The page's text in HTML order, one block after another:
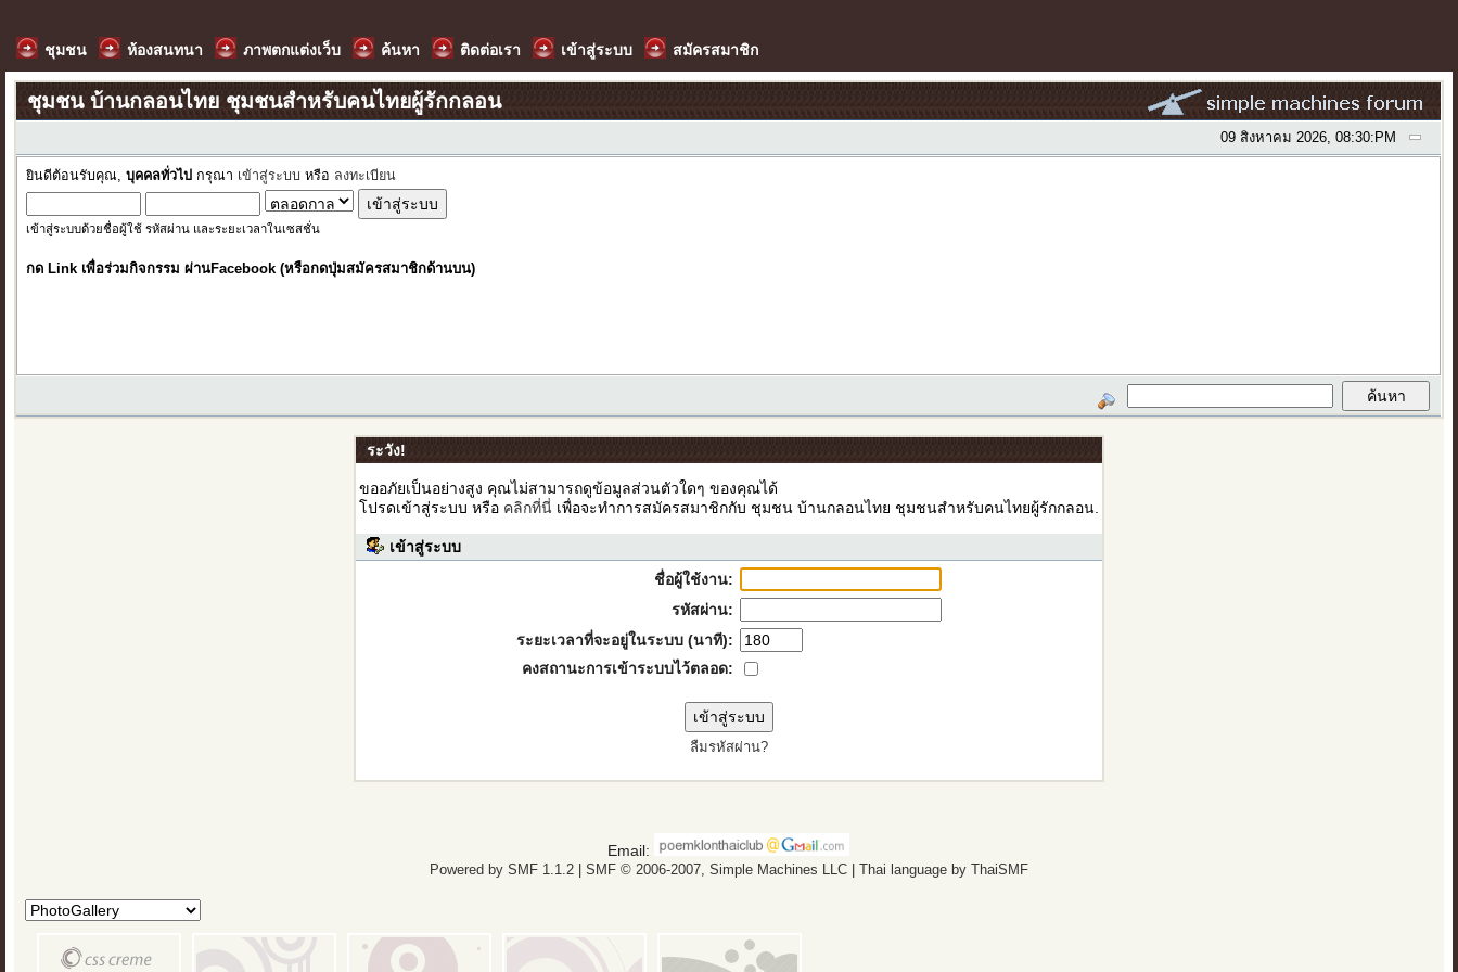
ชุมชน ห้องสนทนา ภาพตกแต่งเว็บ ค้นหา ติดต่อเรา เข้าสู่ระบบ สมัครสมาชิก
ชุมชน บ้านกลอนไทย ชุมชนสำหรับคนไทยผู้รักกลอน
09 สิงหาคม 2026, 08:30:PM
ยินดีต้อนรับคุณ,บุคคลทั่วไป กรุณา เข้าสู่ระบบ หรือ ลงทะเบียน
เข้าสู่ระบบด้วยชื่อผู้ใช้ รหัสผ่าน และระยะเวลาในเซสชั่น
กด Link เพื่อร่วมกิจกรรม ผ่านFacebook (หรือกดปุ่มสมัครสมาชิกด้านบน)
ระวัง!
ขออภัยเป็นอย่างสูง คุณไม่สามารถดูข้อมูลส่วนตัวใดๆ ของคุณได้
โปรดเข้าสู่ระบบ หรือ คลิกที่นี่เพื่อจะทำการสมัครสมาชิกกับ ชุมชน บ้านกลอนไทย ชุมชนสำหรับคนไทยผู้รักกลอน.
เข้าสู่ระบบ
ชื่อผู้ใช้งาน:
รหัสผ่าน:
ระยะเวลาที่จะอยู่ในระบบ (นาที):
คงสถานะการเข้าระบบไว้ตลอด:
ลืมรหัสผ่าน?
Email:
Powered by SMF 1.1.2| SMF © 2006-2007, Simple Machines LLC| Thai language by ThaiSMF